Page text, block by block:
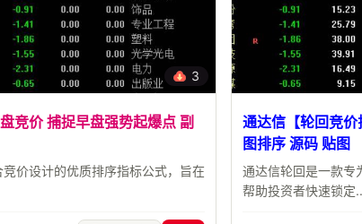
3
竞价 捕捉早盘强势起爆点 副
价设计的优质排序指标公式，旨在
通达信【轮回竞价
图排序 源码 贴图
通达信轮回是一款专
帮助投资者快速锁定